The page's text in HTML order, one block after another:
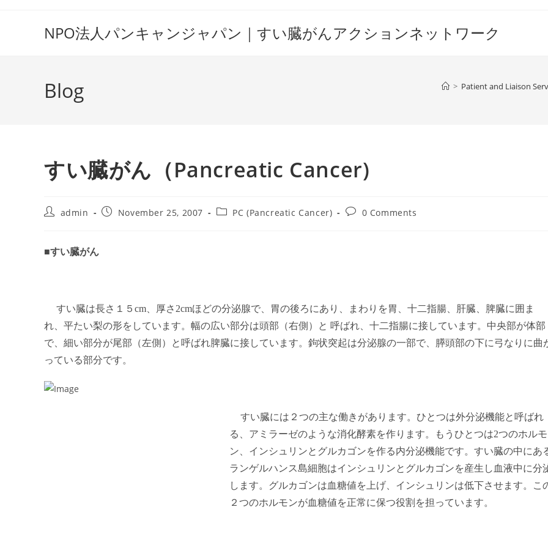
NPO法人パンキャンジャパン｜すい臓がんアクションネットワーク
Blog > Patient and Liaison
すい臓がん（Pancreatic Cancer)
Postadmin
PostNovember 25, 2007
PostPC (Pancreatic Cancer)
Post0 Comments
■すい臓がん
すい臓は長さ１５ cm 、厚さ 2cmほどの分泌腺で、胃の後ろにあり、まわりを胃、十二指腸、肝臓、脾臓に囲ま
れ、平たい梨の形をしています。幅の広い部分は頭部（右側）と 呼ばれ、十二指腸に接しています。中央部が体部
で、細い部分が尾部（左側）と呼ばれ脾臓に接しています。鉤状突起は分泌腺の一部で、膵頭部の下に弓なりに曲
っている部分です。
すい臓には２つの主な働きがあります。ひとつは外分泌機能と呼ばれ
る、アミラーゼのような消化酵素を作ります。もうひとつは2つのホルモ
ン、インシュリンとグルカゴンを作る内分泌機能です。すい臓の中にあ
ランゲルハンス島細胞はインシュリンとグルカゴンを産生し血液中に分
します。グルカゴンは血糖値を上げ、インシュリンは低下させます。こ
２つのホルモンが血糖値を正常に保つ役割を担っています。